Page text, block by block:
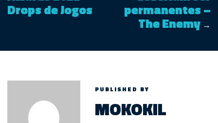
Drops de Jogos permanentes –
The Enemy →
PUBLISHED BY
MOKOKIL